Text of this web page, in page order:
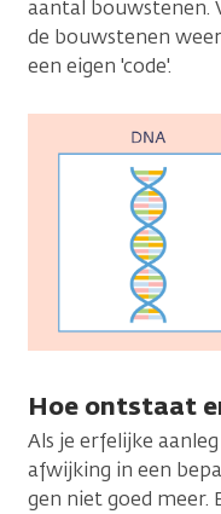
aantal bouwstenen.
de bouwstenen
een eigen 'code'.
Hoe ontstaat
Als je erfelijke
afwijking in een
gen niet goed meer.